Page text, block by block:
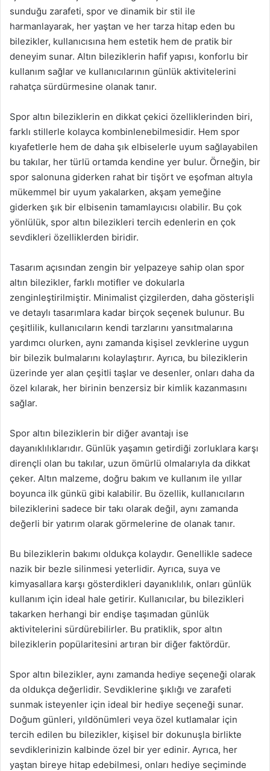
sunduğu zarafeti, spor ve dinamik bir stil ile
harmanlayarak, her yaştan ve her tarza hitap eden bu
bilezikler, kullanıcısına hem estetik hem de pratik bir
deneyim sunar. Altın bileziklerin hafif yapısı, konforlu bir
kullanım sağlar ve kullanıcılarının günlük aktivitelerini
rahatça sürdürmesine olanak tanır.
Spor altın bileziklerin en dikkat çekici özelliklerinden biri,
farklı stillerle kolayca kombinlenebilmesidir. Hem spor
kıyafetlerle hem de daha şık elbiselerle uyum sağlayabilen
bu takılar, her türlü ortamda kendine yer bulur. Örneğin, bir
spor salonuna giderken rahat bir tişört ve eşofman altıyla
mükemmel bir uyum yakalarken, akşam yemeğine
giderken şık bir elbisenin tamamlayıcısı olabilir. Bu çok
yönlülük, spor altın bilezikleri tercih edenlerin en çok
sevdikleri özelliklerden biridir.
Tasarım açısından zengin bir yelpazeye sahip olan spor
altın bilezikler, farklı motifler ve dokularla
zenginleştirilmiştir. Minimalist çizgilerden, daha gösterişli
ve detaylı tasarımlara kadar birçok seçenek bulunur. Bu
çeşitlilik, kullanıcıların kendi tarzlarını yansıtmalarına
yardımcı olurken, aynı zamanda kişisel zevklerine uygun
bir bilezik bulmalarını kolaylaştırır. Ayrıca, bu bileziklerin
üzerinde yer alan çeşitli taşlar ve desenler, onları daha da
özel kılarak, her birinin benzersiz bir kimlik kazanmasını
sağlar.
Spor altın bileziklerin bir diğer avantajı ise
dayanıklılıklarıdır. Günlük yaşamın getirdiği zorluklara karşı
dirençli olan bu takılar, uzun ömürlü olmalarıyla da dikkat
çeker. Altın malzeme, doğru bakım ve kullanım ile yıllar
boyunca ilk günkü gibi kalabilir. Bu özellik, kullanıcıların
bileziklerini sadece bir takı olarak değil, aynı zamanda
değerli bir yatırım olarak görmelerine de olanak tanır.
Bu bileziklerin bakımı oldukça kolaydır. Genellikle sadece
nazik bir bezle silinmesi yeterlidir. Ayrıca, suya ve
kimyasallara karşı gösterdikleri dayanıklılık, onları günlük
kullanım için ideal hale getirir. Kullanıcılar, bu bilezikleri
takarken herhangi bir endişe taşımadan günlük
aktivitelerini sürdürebilirler. Bu pratiklik, spor altın
bileziklerin popülaritesini artıran bir diğer faktördür.
Spor altın bilezikler, aynı zamanda hediye seçeneği olarak
da oldukça değerlidir. Sevdiklerine şıklığı ve zarafeti
sunmak isteyenler için ideal bir hediye seçeneği sunar.
Doğum günleri, yıldönümleri veya özel kutlamalar için
tercih edilen bu bilezikler, kişisel bir dokunuşla birlikte
sevdiklerinizin kalbinde özel bir yer edinir. Ayrıca, her
yaştan bireye hitap edebilmesi, onları hediye seçiminde